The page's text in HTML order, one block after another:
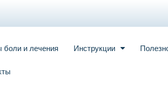
боли и лечения Инструкции